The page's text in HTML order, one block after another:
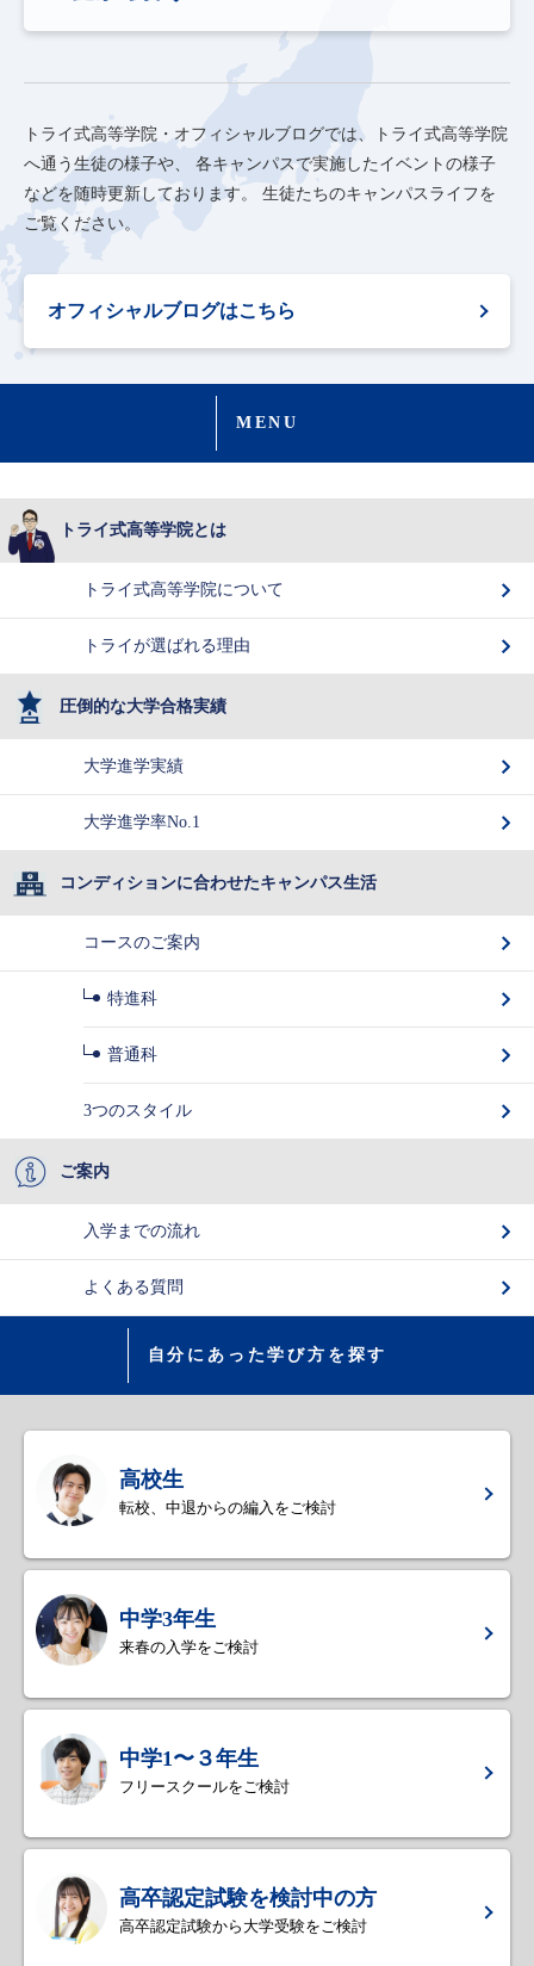
トライ式高等学院・オフィシャルブログでは、トライ式高等学院
へ通う生徒の様子や、
各キャンパスで実施したイベントの様子
などを随時更新しております。
生徒たちのキャンパスライフを
ご覧ください。
オフィシャルブログはこちら
MENU
トライ式高等学院とは
トライ式高等学院について
トライが選ばれる理由
圧倒的な大学合格実績
大学進学実績
大学進学率No.1
コンディションに合わせたキャンパス生活
コースのご案内
特進科
普通科
3つのスタイル
ご案内
入学までの流れ
よくある質問
自分にあった学び方を探す
高校生
転校、中退からの編入をご検討
中学3年生
来春の入学をご検討
中学1〜３年生
フリースクールをご検討
高卒認定試験を検討中の方
高卒認定試験から大学受験をご検討